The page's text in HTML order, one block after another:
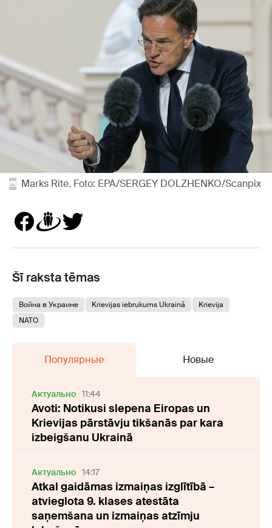
Marks Rite. Foto: EPA/SERGEY DOLZHENKO/Scanpix
Šī raksta tēmas
Война в Украине Krievijas iebrukums Ukrainā
Krievija
NATO
Популярные Новые
Актуально 11:44
Avoti: Notikusi slepena Eiropas un
Krievijas pārstāvju tikšanās par kara
izbeigšanu Ukrainā
Актуально 14:17
Atkal gaidāmas izmaiņas izglītībā –
atvieglota 9. klases atestāta
saņemšana un izmaiņas atzīmju